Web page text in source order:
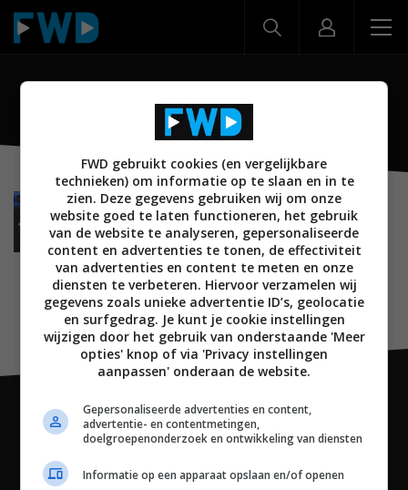
Allterco Robotics
NIEUWS SMARTHOME SENSOREN 03 SEPTEMBER 2020
Shelly Motion Sensor gepresenteerd door
Allterco Robotics
FWD gebruikt cookies (en vergelijkbare
technieken) om informatie op te slaan en in te
zien. Deze gegevens gebruiken wij om onze
website goed te laten functioneren, het gebruik
van de website te analyseren, gepersonaliseerde
content en advertenties te tonen, de effectiviteit
van advertenties en content te meten en onze
diensten te verbeteren. Hiervoor verzamelen wij
gegevens zoals unieke advertentie ID’s, geolocatie
en surfgedrag. Je kunt je cookie instellingen
wijzigen door het gebruik van onderstaande 'Meer
opties' knop of via 'Privacy instellingen
aanpassen' onderaan de website.
Gepersonaliseerde advertenties en content,
advertentie- en contentmetingen,
doelgroepenonderzoek en ontwikkeling van diensten
Informatie op een apparaat opslaan en/of openen